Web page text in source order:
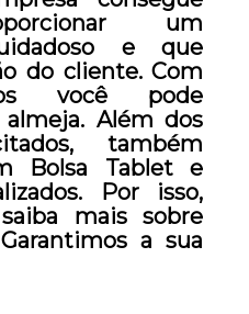
um
e que
do cliente. Com
você pode
Além dos
também
Bolsa Tablet e
Por isso,
mais sobre
a sua